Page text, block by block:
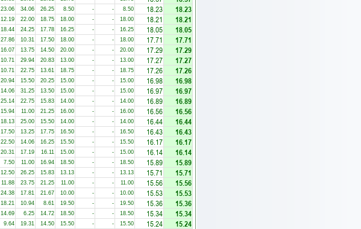
23.06 34.06 26.25 8.50 - - 8.50 18.23 18.23
12.19 22.00 18.75 18.00 - - 18.00 18.21 18.21
18.44 24.25 17.78 16.25 - - 16.25 18.05 18.05
27.86 10.31 17.50 18.00 - - 18.00 17.71 17.71
16.07 13.75 14.50 20.00 - - 20.00 17.29 17.29
10.71 29.94 20.83 13.00 - - 13.00 17.27 17.27
10.71 22.75 13.61 18.75 - - 18.75 17.26 17.26
20.94 15.50 20.25 15.00 - - 15.00 16.98 16.98
14.06 31.25 13.50 15.00 - - 15.00 16.97 16.97
25.14 22.75 15.83 14.00 - - 14.00 16.89 16.89
15.94 11.00 21.25 16.00 - - 16.00 16.56 16.56
18.13 25.00 15.50 14.00 - - 14.00 16.44 16.44
17.50 13.25 17.75 16.50 - - 16.50 16.43 16.43
22.50 14.06 16.25 15.50 - - 15.50 16.17 16.17
20.31 17.19 16.11 15.00 - - 15.00 16.14 16.14
7.50 11.00 16.94 18.50 - - 18.50 15.89 15.89
12.50 26.25 15.83 13.13 - - 13.13 15.71 15.71
11.88 23.75 21.25 11.00 - - 11.00 15.56 15.56
24.38 17.81 21.67 10.00 - - 10.00 15.53 15.53
18.21 10.94 8.61 19.50 - - 19.50 15.36 15.36
14.69 6.25 14.72 18.50 - - 18.50 15.34 15.34
9.64 19.31 14.50 15.50 - - 15.50 15.24
15.24